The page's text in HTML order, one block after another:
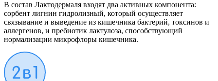
В состав Лактодермаля входят два активных компонента:
сорбент лигнин гидролизный, который осуществляет
связывание и выведение из кишечника бактерий, токсинов и
аллергенов, и пребиотик лактулоза, способствующий
нормализации микрофлоры кишечника.